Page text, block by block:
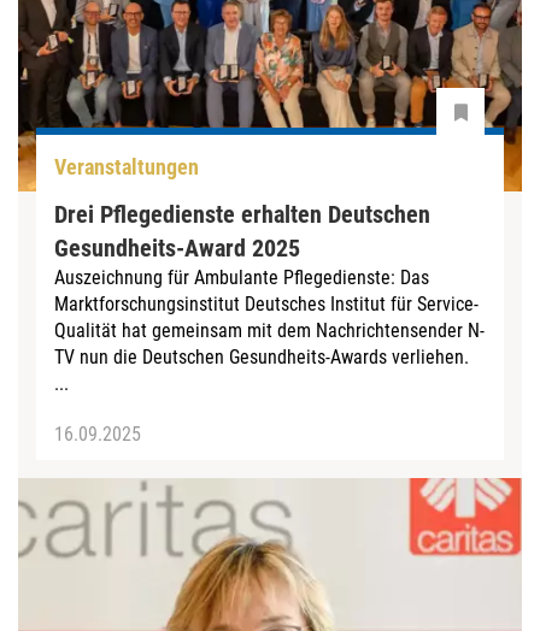
Veranstaltungen
Drei Pflegedienste erhalten Deutschen
Gesundheits-Award 2025
Auszeichnung für Ambulante Pflegedienste: Das
Marktforschungsinstitut Deutsches Institut für Service-
Qualität hat gemeinsam mit dem Nachrichtensender N-
TV nun die Deutschen Gesundheits-Awards verliehen.
...
16.09.2025